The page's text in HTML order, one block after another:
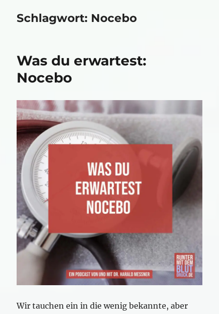
Schlagwort: Nocebo
Was du erwartest:
Nocebo
Wir tauchen ein in die wenig bekannte, aber